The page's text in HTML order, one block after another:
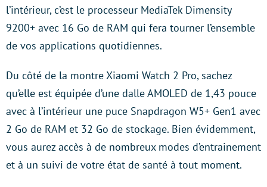
l’intérieur, c’est le processeur MediaTek Dimensity
9200+ avec 16 Go de RAM qui fera tourner l’ensemble
de vos applications quotidiennes.
Du côté de la montre Xiaomi Watch 2 Pro, sachez
qu’elle est équipée d’une dalle AMOLED de 1,43 pouce
avec à l’intérieur une puce Snapdragon W5+ Gen1 avec
2 Go de RAM et 32 Go de stockage. Bien évidemment,
vous aurez accès à de nombreux modes d’entrainement
et à un suivi de votre état de santé à tout moment.